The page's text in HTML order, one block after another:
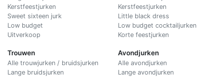
Kerstfeestjurken
Sweet sixteen jurk
Low budget
Uitverkoop
Trouwen
Alle trouwjurken / bruidsjurken
Lange bruidsjurken
Kerstfeestjurken
Little black dress
Low budget cocktailjurken
Korte feestjurken
Avondjurken
Alle avondjurken
Lange avondjurken